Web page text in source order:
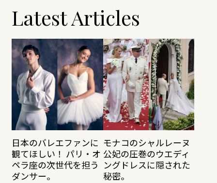
Latest Articles
日本のバレエファンに
観てほしい！ パリ・オ
ペラ座の次世代を担う
ダンサー。
モナコのシャルレーヌ
公妃の圧巻のウエディ
ングドレスに隠された
秘密。